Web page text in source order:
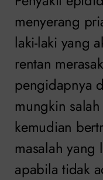
menyerang
laki-laki yang
rentan
pengidapnya
mungkin
kemudian
masalah yang
apabila tidak